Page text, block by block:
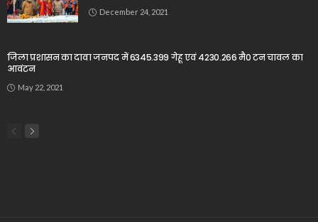
December 24, 2021
जिला प्रशासन का दावा जनपद में 6345.399 गेहू एवं 4230.266 मै0 टन चावल का
आवंटन
May 22, 2021